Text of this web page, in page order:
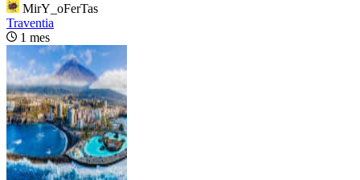
MirY_oFerTas
Traventia
1 mes